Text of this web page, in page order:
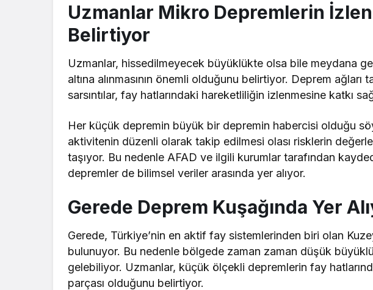
Uzmanlar Mikro Depremlerin
Belirtiyor
Uzmanlar, hissedilmeyecek büyüklükte olsa bile meydana
altına alınmasının önemli olduğunu belirtiyor. Deprem ağları
sarsıntılar, fay hatlarındaki hareketliliğin izlenmesine katkı
Her küçük depremin büyük bir depremin habercisi olduğu
aktivitenin düzenli olarak takip edilmesi olası risklerin
taşıyor. Bu nedenle AFAD ve ilgili kurumlar tarafından
depremler de bilimsel veriler arasında yer alıyor.
Gerede Deprem Kuşağında Yer
Gerede, Türkiye’nin en aktif fay sistemlerinden biri olan
bulunuyor. Bu nedenle bölgede zaman zaman düşük
gelebiliyor. Uzmanlar, küçük ölçekli depremlerin fay
parçası olduğunu belirtiyor.